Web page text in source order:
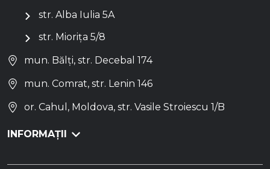
str. Alba Iulia 5A
str. Miorița 5/8
mun. Bălți, str. Decebal 174
mun. Comrat, str. Lenin 146
or. Cahul, Moldova, str. Vasile Stroiescu 1/B
INFORMAȚII